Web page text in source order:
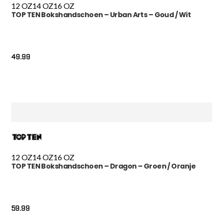
12 OZ14 OZ16 OZ
TOP TEN Bokshandschoen – Urban Arts – Goud / Wit
49.99
12 OZ14 OZ16 OZ
TOP TEN Bokshandschoen – Dragon – Groen / Oranje
59.99